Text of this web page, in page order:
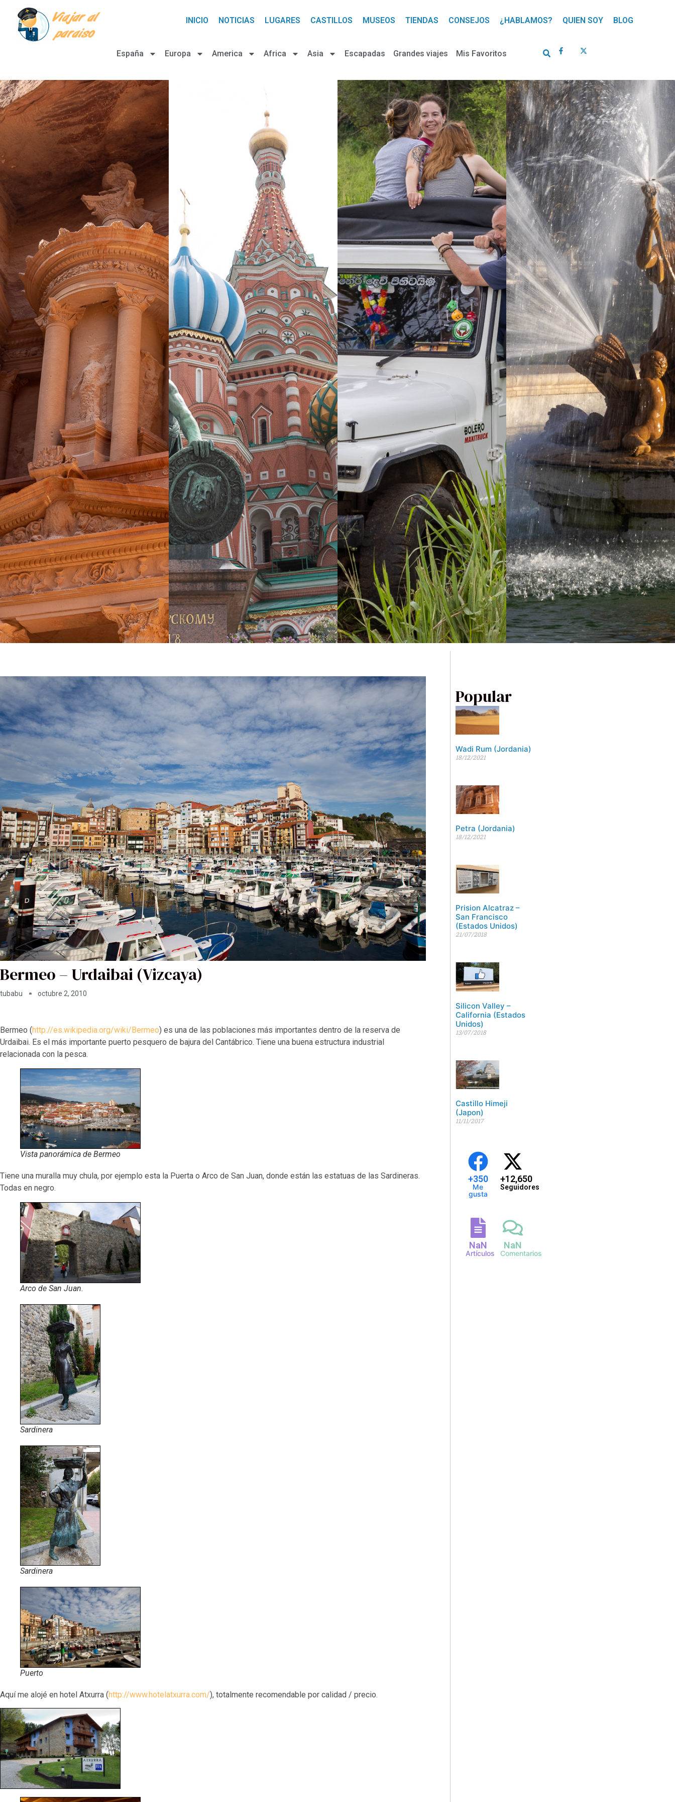
INICIO NOTICIAS LUGARES CASTILLOS MUSEOS TIENDAS CONSEJOS ¿HABLAMOS? QUIEN SOY BLOG
España Europa America Africa Asia Escapadas Grandes viajes Mis Favoritos
Bermeo – Urdaibai (Vizcaya)
tubabu octubre 2, 2010
Bermeo (http://es.wikipedia.org/wiki/Bermeo) es una de las poblaciones más importantes dentro de la reserva de
Urdaibai. Es el más importante puerto pesquero de bajura del Cantábrico. Tiene una buena estructura industrial
relacionada con la pesca.
Vista panorámica de Bermeo
Tiene una muralla muy chula, por ejemplo esta la Puerta o Arco de San Juan, donde están las estatuas de las Sardineras.
Todas en negro.
Arco de San Juan.
Sardinera
Sardinera
Puerto
Aquí me alojé en hotel Atxurra (http://www.hotelatxurra.com/), totalmente recomendable por calidad / precio.
Popular
Wadi Rum (Jordania)
18/12/2021
Petra (Jordania)
18/12/2021
Prision Alcatraz –
San Francisco
(Estados Unidos)
21/07/2018
Silicon Valley –
California (Estados
Unidos)
13/07/2018
Castillo Himeji
(Japon)
11/11/2017
+350
Me
gusta
+12,650
Seguidores
NaN
Artículos
NaN
Comentarios